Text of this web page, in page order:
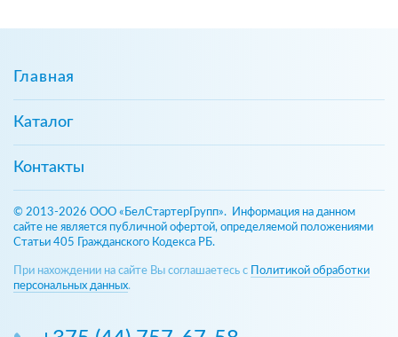
Главная
Каталог
Контакты
© 2013-2026 ООО «БелСтартерГрупп». Информация на данном
сайте не является публичной офертой, определяемой положениями
Статьи 405 Гражданского Кодекса РБ.
При нахождении на сайте Вы соглашаетесь с
Политикой обработки
персональных данных.